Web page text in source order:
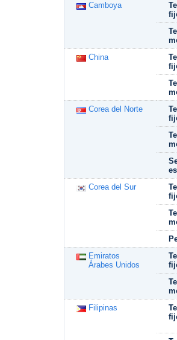
Camboya
China
Corea del Norte
Corea del Sur
Emiratos
Árabes Unidos
Filipinas